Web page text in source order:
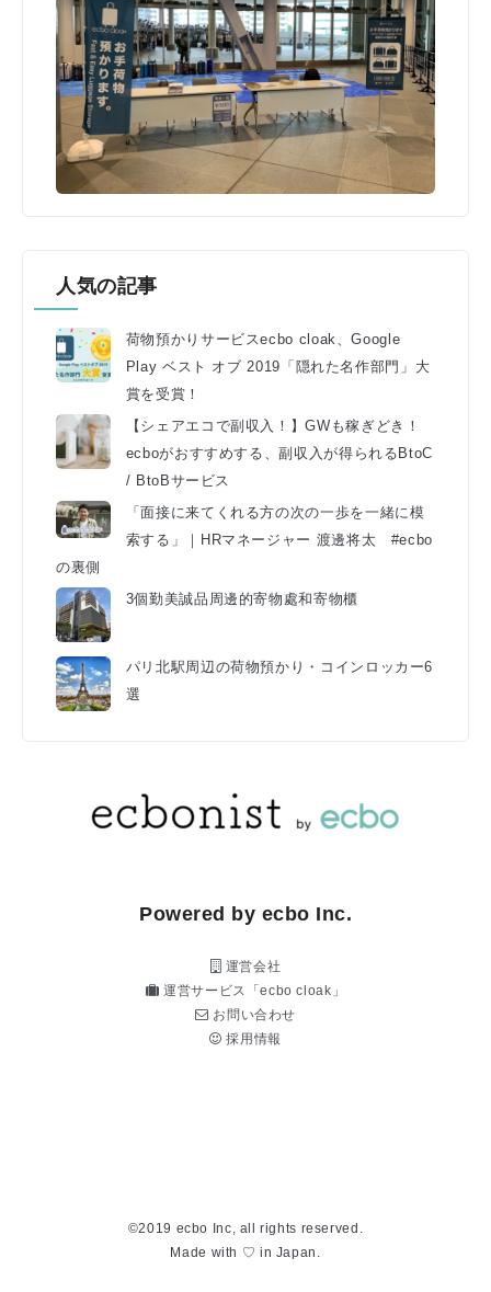
人気の記事
荷物預かりサービスecbo cloak、Google
Play ベスト オブ 2019「隠れた名作部門」大
賞を受賞！
【シェアエコで副収入！】GWも稼ぎどき！
ecboがおすすめする、副収入が得られるBtoC
/ BtoBサービス
「面接に来てくれる方の次の一歩を一緒に模
索する」｜HRマネージャー 渡邊将太 #ecbo
の裏側
3個勤美誠品周邊的寄物處和寄物櫃
パリ北駅周辺の荷物預かり・コインロッカー6
選
Powered by ecbo Inc.
運営会社
運営サービス「ecbo cloak」
お問い合わせ
採用情報
©2019 ecbo Inc, all rights reserved.
Made with ♡ in Japan.